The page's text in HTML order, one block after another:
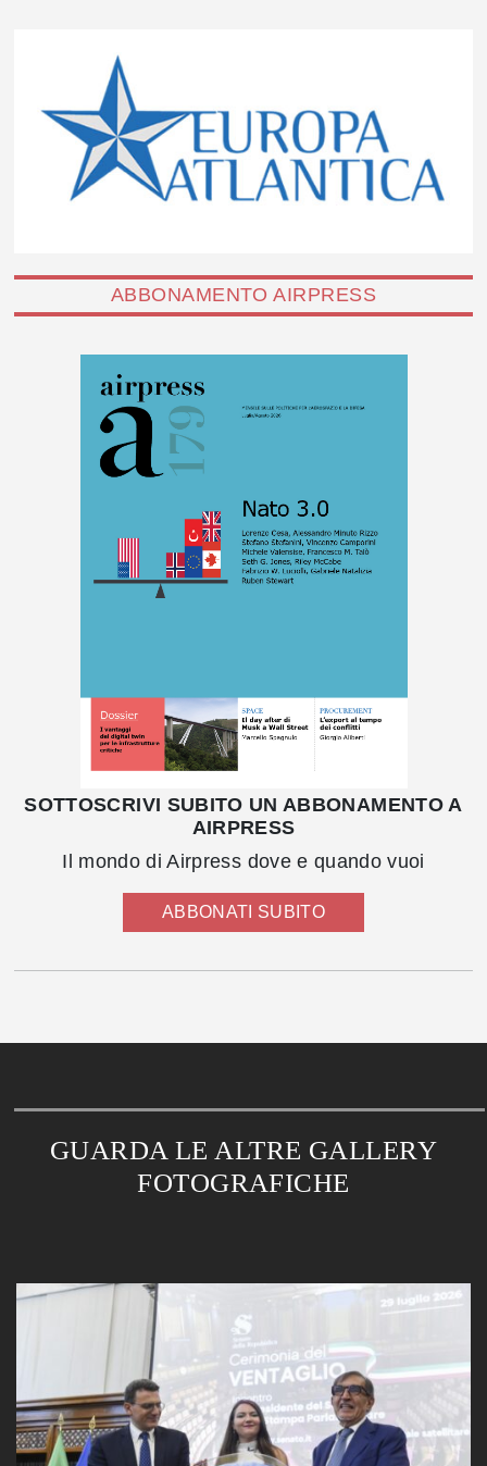
ABBONAMENTO AIRPRESS
SOTTOSCRIVI SUBITO UN ABBONAMENTO A
AIRPRESS
Il mondo di Airpress dove e quando vuoi
ABBONATI SUBITO
GUARDA LE ALTRE GALLERY
FOTOGRAFICHE